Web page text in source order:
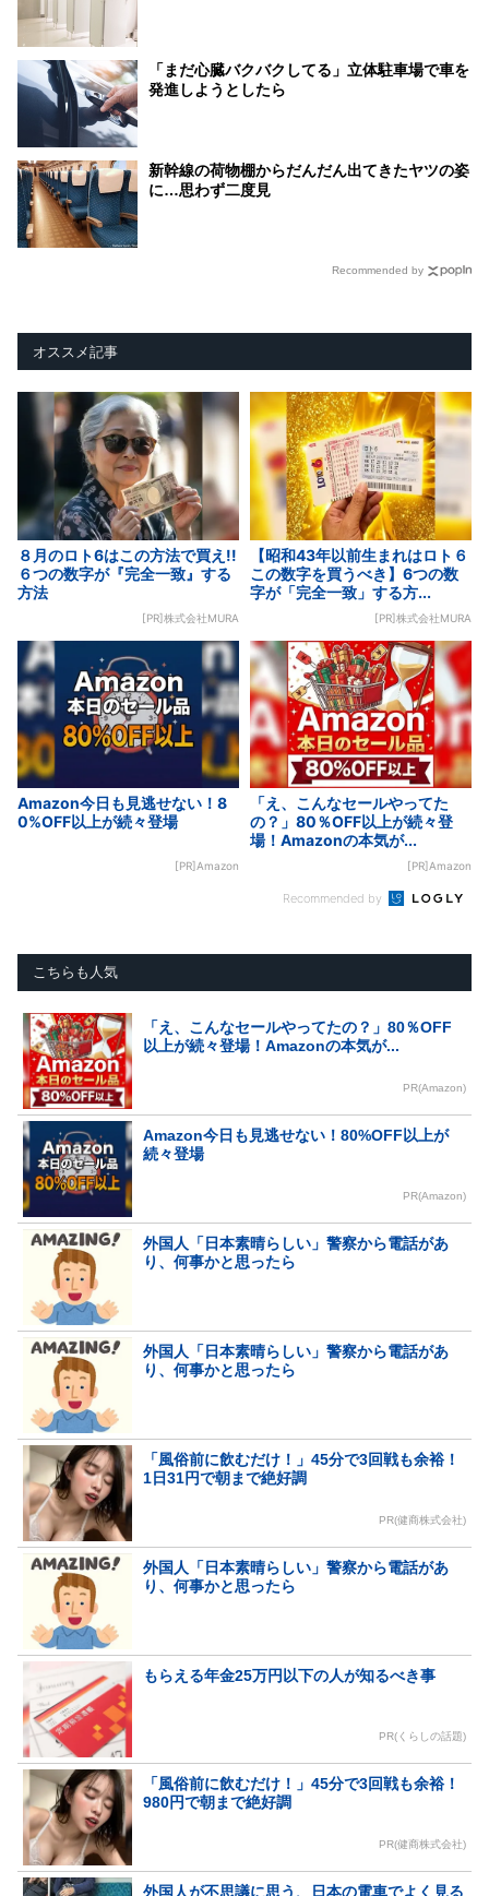
「まだ心臓バクバクしてる」立体駐車場で車を
発進しようとしたら
新幹線の荷物棚からだんだん出てきたヤツの姿
に…思わず二度見
Recommended by
オススメ記事
８月のロト6はこの方法で買え!!
６つの数字が『完全一致』する
方法
[PR]株式会社MURA
【昭和43年以前生まれはロト６
この数字を買うべき】6つの数
字が「完全一致」する方...
[PR]株式会社MURA
Amazon今日も見逃せない！8
0%OFF以上が続々登場
[PR]Amazon
「え、こんなセールやってた
の？」80％OFF以上が続々登
場！Amazonの本気が...
[PR]Amazon
Recommended by
こちらも人気
「え、こんなセールやってたの？」80％OFF
以上が続々登場！Amazonの本気が...
PR(Amazon)
Amazon今日も見逃せない！80%OFF以上が
続々登場
PR(Amazon)
外国人「日本素晴らしい」警察から電話があ
り、何事かと思ったら
外国人「日本素晴らしい」警察から電話があ
り、何事かと思ったら
「風俗前に飲むだけ！」45分で3回戦も余裕！
1日31円で朝まで絶好調
PR(健商株式会社)
外国人「日本素晴らしい」警察から電話があ
り、何事かと思ったら
もらえる年金25万円以下の人が知るべき事
PR(くらしの話題)
「風俗前に飲むだけ！」45分で3回戦も余裕！
980円で朝まで絶好調
PR(健商株式会社)
外国人が不思議に思う、日本の電車でよく見る